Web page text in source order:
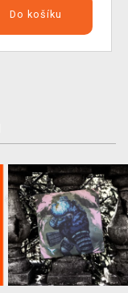
Do košíku